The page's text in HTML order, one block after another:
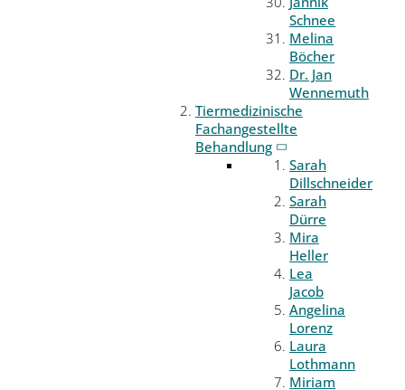
Schnee
Melina
Böcher
Dr. Jan
Wennemuth
Tiermedizinische
Fachangestellte
Behandlung
Sarah
Dillschneider
Sarah
Dürre
Mira
Heller
Lea
Jacob
Angelina
Lorenz
Laura
Lothmann
Miriam